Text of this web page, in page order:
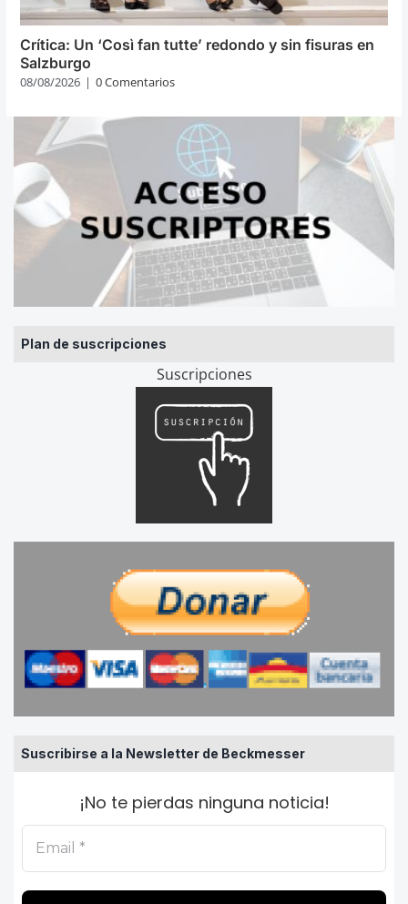
Plan de suscripciones
Suscripciones
Suscribirse a la Newsletter de Beckmesser
¡No te pierdas ninguna noticia!
Crítica: Un ‘Così fan tutte’ redondo y sin fisuras en
Salzburgo
08/08/2026 | 0 Comentarios